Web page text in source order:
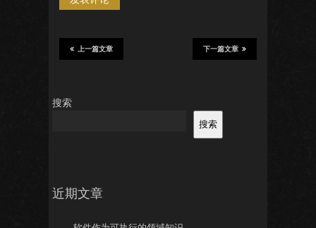
下一篇文章
上一篇文章
搜索
搜索
近期文章